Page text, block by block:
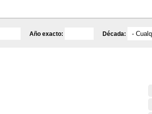
Año exacto: Década: